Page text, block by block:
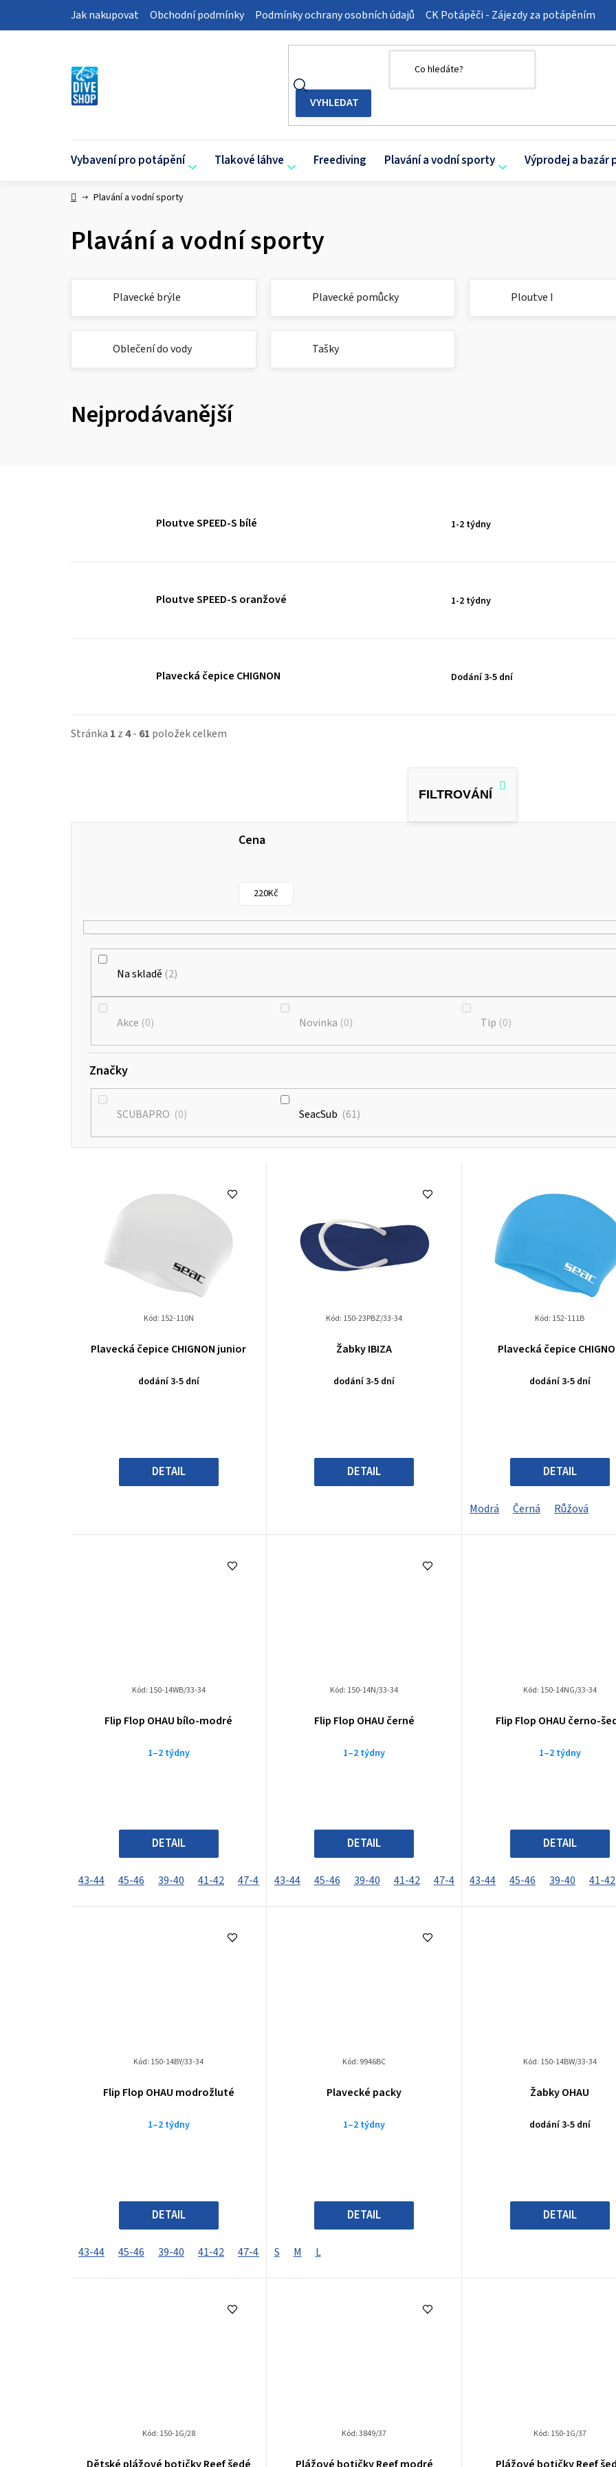
Jak nakupovat Obchodní podmínky Podmínky ochrany osobních údajů CK Potápěči - Zájezdy za potápěním
Vybavení pro potápění Tlakové láhve Freediving Plavání a vodní sporty Výprodej a bazár
DomůPlavání a vodní sporty
Plavání a vodní sporty
Plavecké brýle Plavecké pomůcky Ploutve I
Oblečení do vody Tašky
Nejprodávanější
Ploutve SPEED-S bílé 1-2 týdny
Ploutve SPEED-S oranžové 1-2 týdny
Plavecká čepice CHIGNON Dodání 3-5 dní
Stránka 1 z4- 61 položek celkem
Cena
220Kč
Na skladě 2
Akce 0 Novinka 0 Tip 0
Značky
SCUBAPRO 0 SeacSub 61
Plavecká čepice CHIGNON junior
dodání 3-5 dní
DETAIL
Kód: 152-110N
Žabky IBIZA
dodání 3-5 dní
DETAIL
Kód: 150-23PBZ/33-34
Plavecká čepice
dodání 3-5 dní
DETAIL
Modrá Černá Růžová
Kód: 152-111B
Flip Flop OHAU bílo-modré
1–2 týdny
DETAIL
43-44 45-46 39-40 41-42 47-48 33-34 35-36 37-38
Kód: 150-14WB/33-34
Flip Flop OHAU černé
1–2 týdny
DETAIL
43-44 45-46 39-40 41-42 47-48 33-34 35-36 37-38
Kód: 150-14N/33-34
Flip Flop OHAU černo-
1–2 týdny
DETAIL
43-44 45-46 39-40 41-42
Kód: 150-14NG/33-34
Flip Flop OHAU modrožluté
hodnocení
je
1–2 týdny
DETAIL
43-44 45-46 39-40 41-42 47-48 33-34 35-36
Kód: 150-14BY/33-34
Plavecké packy
1–2 týdny
DETAIL
S M L
Kód: 9946BC
Žabky OHAU
dodání 3-5 dní
DETAIL
Kód: 150-14BW/33-34
Kód: 150-1G/28 Kód:3849/37 Kód: 150-1G/37